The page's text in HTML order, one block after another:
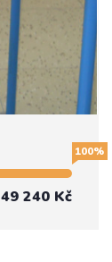
100%
49 240 Kč